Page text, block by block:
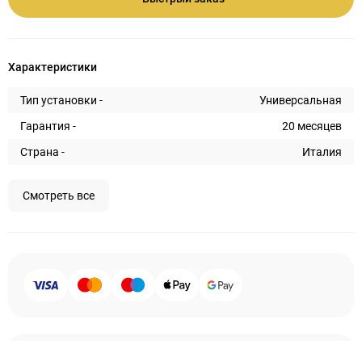
Характеристики
Тип установки -
Универсальная
Гарантия -
20 месяцев
Страна -
Италия
Смотреть все